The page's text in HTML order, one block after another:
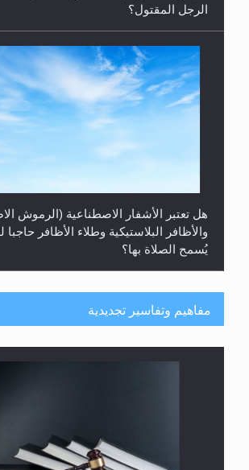
الرجل المقتول؟
هل تعتبر الأشفار الاصطناعية (الرموش
والأظافر البلاستيكية وطلاء الأظافر
يُسمح الصلاة بها؟
هل يُحسب حول الزكاة وفق السنة الميلادية
مفاهيم وتفاسير تجديدية